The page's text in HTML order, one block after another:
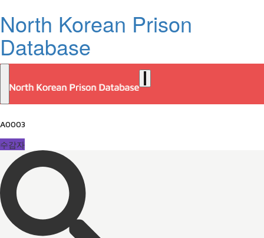
North Korean Prison
Database
A0003
수감자